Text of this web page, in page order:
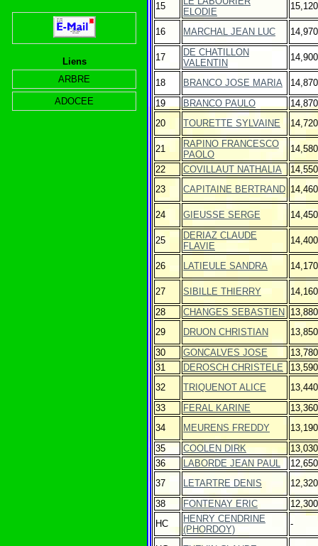
Liens
ARBRE
ADOCEE
15
ELODIE
15,120
16 MARCHAL JEAN LUC 14,970
17
DE CHATILLON
VALENTIN
14,900
18 BRANCO JOSE MARIA
14,870
19
BRANCO PAULO
14,870
20
TOURETTE SYLVAINE 14,720
21
RAPINO FRANCESCO
PAOLO
14,580
22
COVILLAUT NATHALIA
14,550
23
CAPITAINE BERTRAND 14,460
24 GIEUSSE SERGE 14,450
25
DERIAZ CLAUDE
FLAVIE
14,400
26 LATIEULE SANDRA 14,170
27 SIBILLE THIERRY
14,160
28
CHANGES SEBASTIEN
13,880
29
DRUON CHRISTIAN
13,850
30
GONCALVES JOSE
13,780
31
DEROSCH CHRISTELE
13,590
32
TRIQUENOT ALICE
13,440
33
FERAL KARINE
13,360
34
MEURENS FREDDY
13,190
35
COOLEN DIRK
13,030
36
LABORDE JEAN PAUL
12,650
37
LETARTRE DENIS
12,320
38
FONTENAY ERIC
12,300
HC
HENRY CENDRINE
(PHORDOY)
-